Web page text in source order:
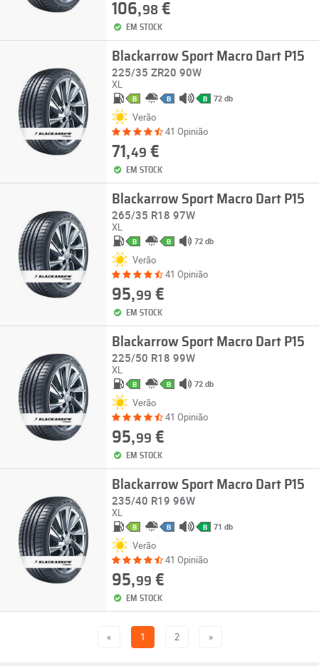
106,98€
EM STOCK
Blackarrow Sport Macro Dart P15
225/35 ZR20 90W
XL
B B B 72 db
Verão
41 Opinião
71,49 €
EM STOCK
Blackarrow Sport Macro Dart P15
265/35 R18 97W
XL
B B 72 db
Verão
41 Opinião
95,99 €
EM STOCK
Blackarrow Sport Macro Dart P15
225/50 R18 99W
XL
B B 72 db
Verão
41 Opinião
95,99 €
EM STOCK
Blackarrow Sport Macro Dart P15
235/40 R19 96W
XL
B B B 71 db
Verão
41 Opinião
95,99 €
EM STOCK
« 1 2 »